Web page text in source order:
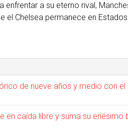
a su eterno rival,
el Chelsea permanece en
de nueve años y medio con el
en caída libre y suma su